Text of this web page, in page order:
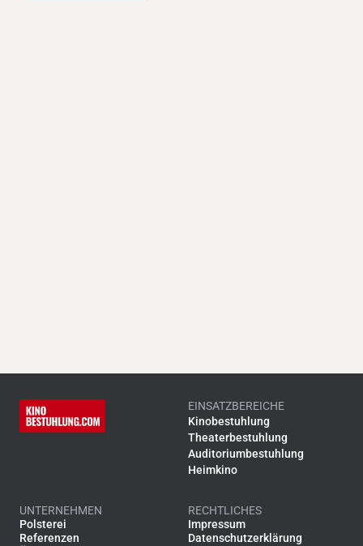
EINSATZBEREICHE
Kinobestuhlung
Theaterbestuhlung
Auditoriumbestuhlung
Heimkino
UNTERNEHMEN
Polsterei
Referenzen
RECHTLICHES
Impressum
Datenschutzerklärung